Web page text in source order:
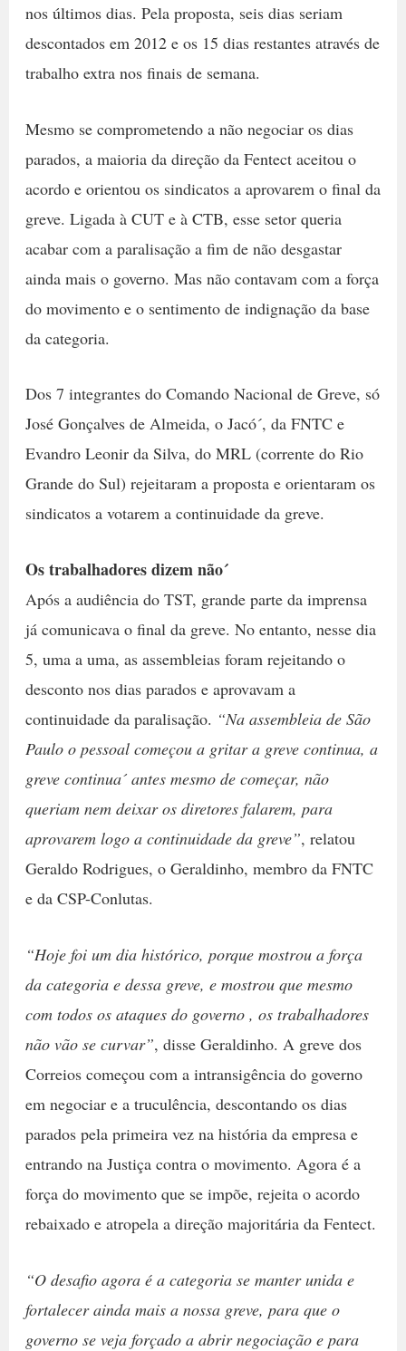
nos últimos dias. Pela proposta, seis dias seriam
descontados em 2012 e os 15 dias restantes através de
trabalho extra nos finais de semana.
Mesmo se comprometendo a não negociar os dias
parados, a maioria da direção da Fentect aceitou o
acordo e orientou os sindicatos a aprovarem o final da
greve. Ligada à CUT e à CTB, esse setor queria
acabar com a paralisação a fim de não desgastar
ainda mais o governo. Mas não contavam com a força
do movimento e o sentimento de indignação da base
da categoria.
Dos 7 integrantes do Comando Nacional de Greve, só
José Gonçalves de Almeida, o Jacó´, da FNTC e
Evandro Leonir da Silva, do MRL (corrente do Rio
Grande do Sul) rejeitaram a proposta e orientaram os
sindicatos a votarem a continuidade da greve.
Os trabalhadores dizem não´
Após a audiência do TST, grande parte da imprensa
já comunicava o final da greve. No entanto, nesse dia
5, uma a uma, as assembleias foram rejeitando o
desconto nos dias parados e aprovavam a
continuidade da paralisação. “Na assembleia de São
Paulo o pessoal começou a gritar a greve continua, a
greve continua´ antes mesmo de começar, não
queriam nem deixar os diretores falarem, para
aprovarem logo a continuidade da greve”, relatou
Geraldo Rodrigues, o Geraldinho, membro da FNTC
e da CSP-Conlutas.
“Hoje foi um dia histórico, porque mostrou a força
da categoria e dessa greve, e mostrou que mesmo
com todos os ataques do governo , os trabalhadores
não vão se curvar”, disse Geraldinho. A greve dos
Correios começou com a intransigência do governo
em negociar e a truculência, descontando os dias
parados pela primeira vez na história da empresa e
entrando na Justiça contra o movimento. Agora é a
força do movimento que se impõe, rejeita o acordo
rebaixado e atropela a direção majoritária da Fentect.
“O desafio agora é a categoria se manter unida e
fortalecer ainda mais a nossa greve, para que o
governo se veja forçado a abrir negociação e para